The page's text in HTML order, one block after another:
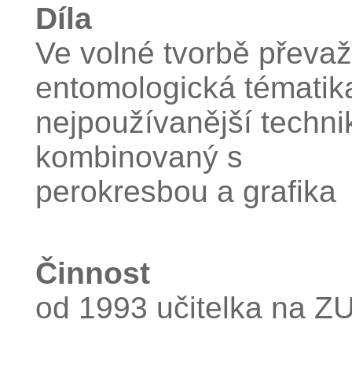
Díla
Ve volné tvorbě
entomologická
nejpoužívanější
kombinovaný s
perokresbou a grafika
Činnost
od 1993 učitelka na